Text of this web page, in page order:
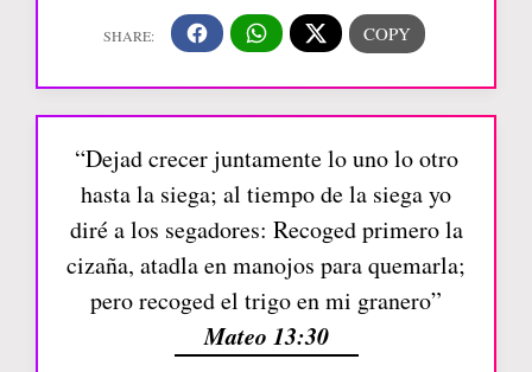
“Dejad crecer juntamente lo uno lo otro
hasta la siega; al tiempo de la siega yo
diré a los segadores: Recoged primero la
cizaña, atadla en manojos para quemarla;
pero recoged el trigo en mi granero”
Mateo 13:30